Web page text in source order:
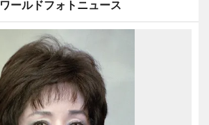
ワールドフォトニュース